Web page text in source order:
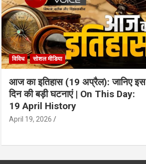
विविध सोशल मीडिया
आज का इतिहास (19 अप्रैल): जानिए इस
दिन की बड़ी घटनाएं | On This Day:
19 April History
April 19, 2026